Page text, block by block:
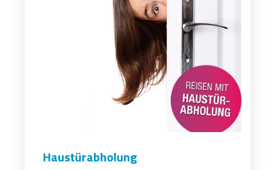
Haustürabholung